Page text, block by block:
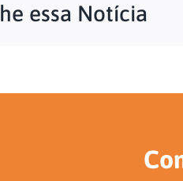
essa Notícia